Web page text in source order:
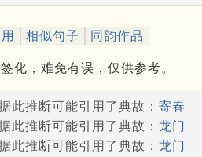
相似句子 同韵作品
化，难免有误，仅供参考。
此推断可能引用了典故： 寄春
此推断可能引用了典故： 龙门
此推断可能引用了典故： 龙门